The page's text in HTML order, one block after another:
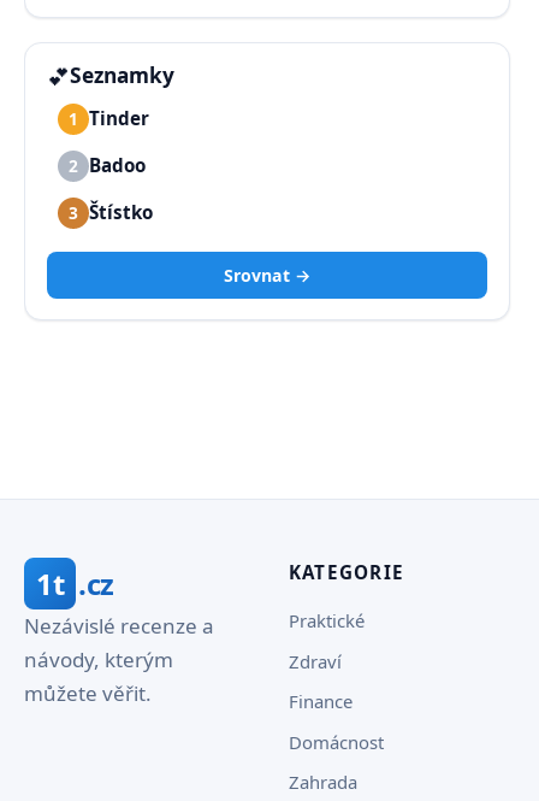
💕Seznamky
1 Tinder
2 Badoo
3 Štístko
Srovnat →
1t .cz
Nezávislé recenze a
návody, kterým
můžete věřit.
KATEGORIE
Praktické
Zdraví
Finance
Domácnost
Zahrada